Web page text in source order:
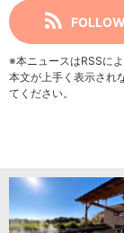
※本ニュースはRSSに
本文が上手く表示され
てください。